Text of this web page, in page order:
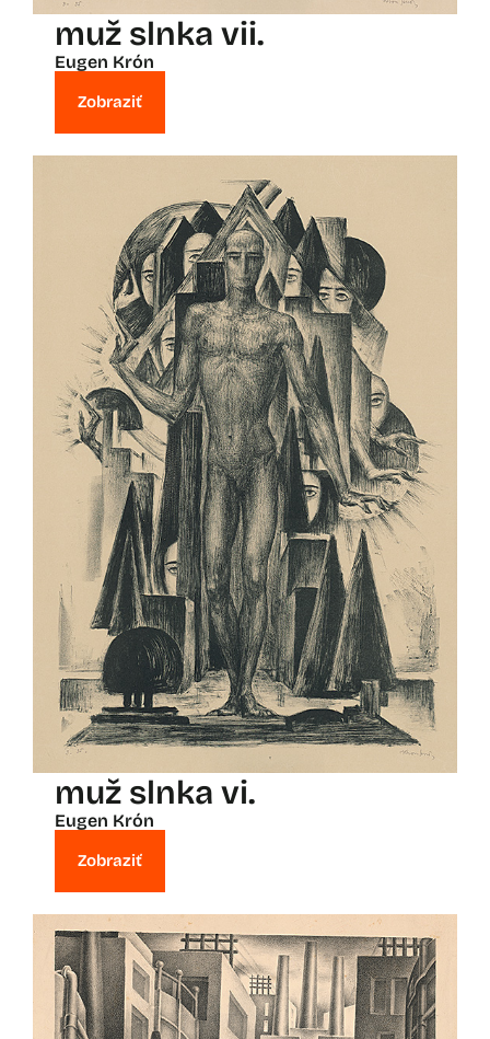
muž slnka vii.
Eugen Krón
Zobraziť
muž slnka vi.
Eugen Krón
Zobraziť